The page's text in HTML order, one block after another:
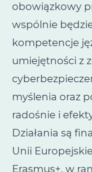
obowiązkowy
wspólnie
kompetencje
umiejętności z
myślenia oraz
radośnie i
Działania są
Unii
Erasmus+, w